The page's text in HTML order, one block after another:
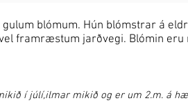
blómum. Hún blómstrar á
framræstum jarðvegi. Blómin eru
í júlí,ilmar mikið og er um 2.m. á